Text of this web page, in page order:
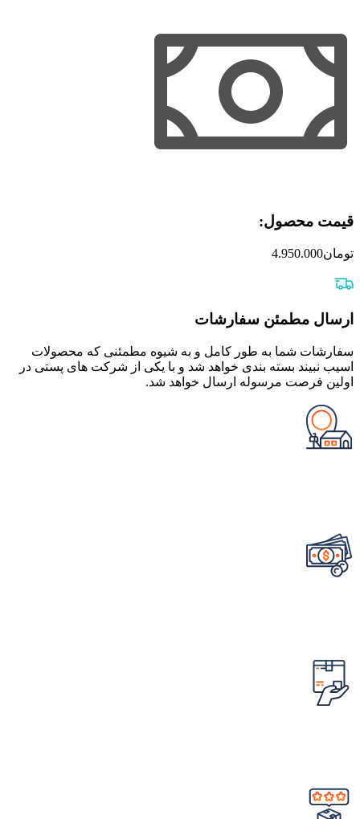
قیمت محصول:​
تومان4.950.000
ارسال مطمئن سفارشات
سفارشات شما به طور کامل و به شیوه مطمئنی که محصولات
اسیب نبیند بسته بندی خواهد شد و با یکی از شرکت های پستی در
اولین فرصت مرسوله ارسال خواهد شد.